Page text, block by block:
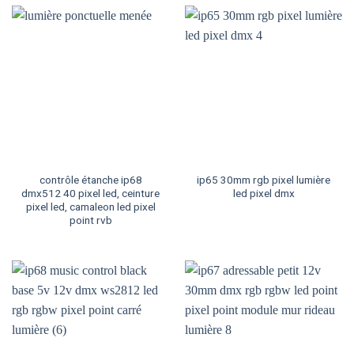
contrôle étanche ip68
dmx512 40 pixel led, ceinture
pixel led, camaleon led pixel
point rvb
ip65 30mm rgb pixel lumière
led pixel dmx